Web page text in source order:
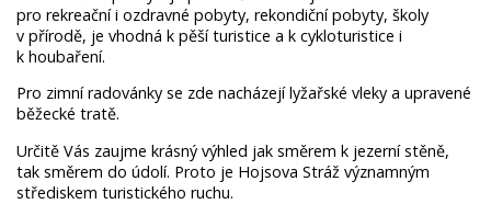
pro rekreační i ozdravné pobyty, rekondiční pobyty, školy
v přírodě, je vhodná k pěší turistice a k cykloturistice i
k houbaření.
Pro zimní radovánky se zde nacházejí lyžařské vleky a upravené
běžecké tratě.
Určitě Vás zaujme krásný výhled jak směrem k jezerní stěně,
tak směrem do údolí. Proto je Hojsova Stráž významným
střediskem turistického ruchu.